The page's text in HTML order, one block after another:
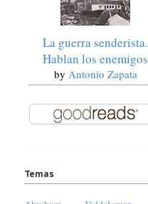
La guerra senderista.
Hablan los enemigos
by Antonio Zapata
Temas